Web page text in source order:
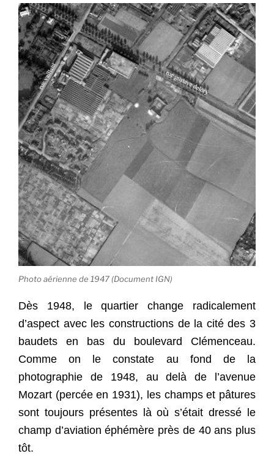
Photo aérienne de 1947 (Document IGN)
Dès 1948, le quartier change radicalement
d’aspect avec les constructions de la cité des 3
baudets en bas du boulevard Clémenceau.
Comme on le constate au fond de la
photographie de 1948, au delà de l’avenue
Mozart (percée en 1931), les champs et pâtures
sont toujours présentes là où s’était dressé le
champ d’aviation éphémère près de 40 ans plus
tôt.